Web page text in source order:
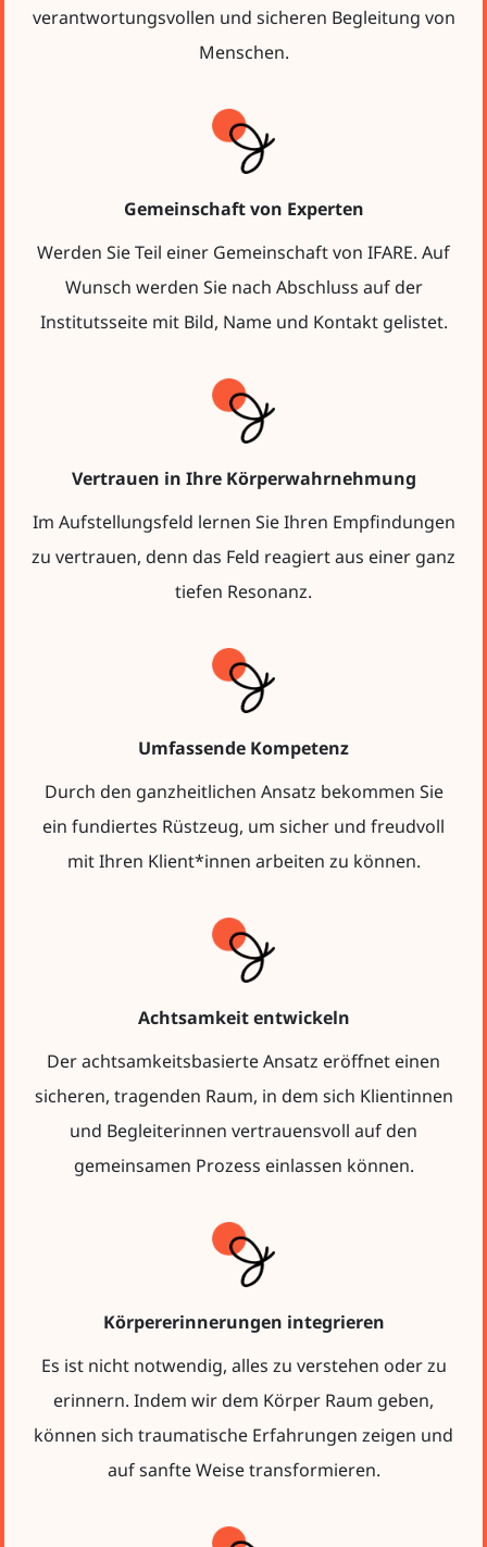
verantwortungsvollen und sicheren Begleitung von
Menschen.
Gemeinschaft von Experten
Werden Sie Teil einer Gemeinschaft von IFARE. Auf
Wunsch werden Sie nach Abschluss auf der
Institutsseite mit Bild, Name und Kontakt gelistet.
Vertrauen in Ihre Körperwahrnehmung
Im Aufstellungsfeld lernen Sie Ihren Empfindungen
zu vertrauen, denn das Feld reagiert aus einer ganz
tiefen Resonanz.
Umfassende Kompetenz
Durch den ganzheitlichen Ansatz bekommen Sie
ein fundiertes Rüstzeug, um sicher und freudvoll
mit Ihren Klient*innen arbeiten zu können.
Achtsamkeit entwickeln
Der achtsamkeitsbasierte Ansatz eröffnet einen
sicheren, tragenden Raum, in dem sich Klientinnen
und Begleiterinnen vertrauensvoll auf den
gemeinsamen Prozess einlassen können.
Körpererinnerungen integrieren
Es ist nicht notwendig, alles zu verstehen oder zu
erinnern. Indem wir dem Körper Raum geben,
können sich traumatische Erfahrungen zeigen und
auf sanfte Weise transformieren.